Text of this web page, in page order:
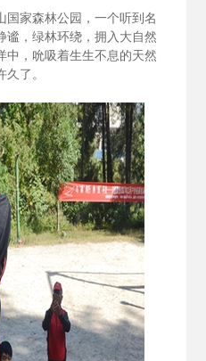
国家森林公园，一个听到名
谧，绿林环绕，拥入大自然
中，吮吸着生生不息的天然
了。